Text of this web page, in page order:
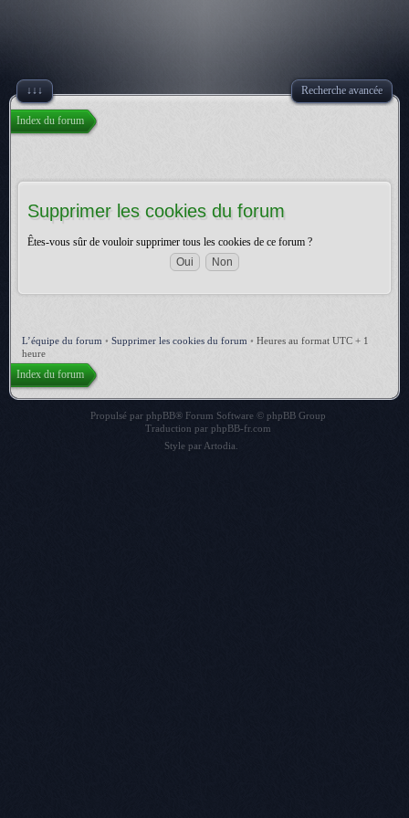
↓↓↓ Recherche avancée
Index du forum
Supprimer les cookies du forum
Êtes-vous sûr de vouloir supprimer tous les cookies de ce forum ?
L’équipe du forum • Supprimer les cookies du forum • Heures au format UTC + 1
heure
Index du forum
Propulsé par phpBB® Forum Software © phpBB Group
Traduction par phpBB-fr.com
Style par Artodia